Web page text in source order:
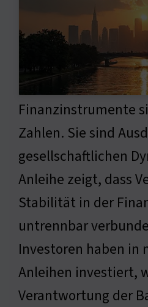
Finanzinstrumente
Zahlen. Sie sind
gesellschaftlichen
Anleihe zeigt, dass
Stabilität in der
untrennbar
Investoren haben in
Anleihen investiert,
Verantwortung der